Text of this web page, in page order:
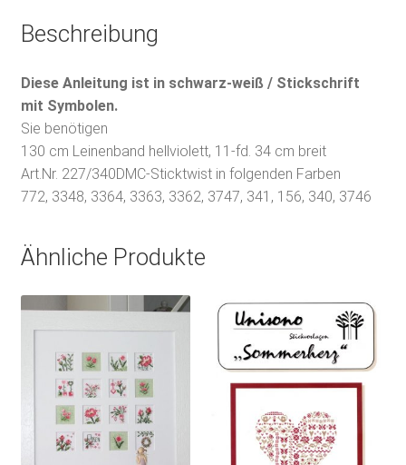
Beschreibung
Diese Anleitung ist in schwarz-weiß / Stickschrift
mit Symbolen.
Sie benötigen
130 cm Leinenband hellviolett, 11-fd. 34 cm breit
Art.Nr. 227/340DMC-Sticktwist in folgenden Farben
772, 3348, 3364, 3363, 3362, 3747, 341, 156, 340, 3746
Ähnliche Produkte